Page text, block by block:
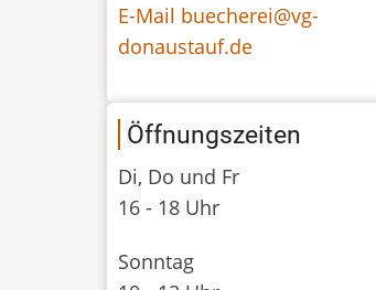
E-Mail buecherei@vg-
donaustauf.de
Öffnungszeiten
Di, Do und Fr
16 - 18 Uhr
Sonntag